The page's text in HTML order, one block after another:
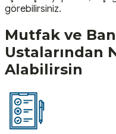
görebilirsiniz.
Mutfak ve
Ustalarından
Alabilirsin